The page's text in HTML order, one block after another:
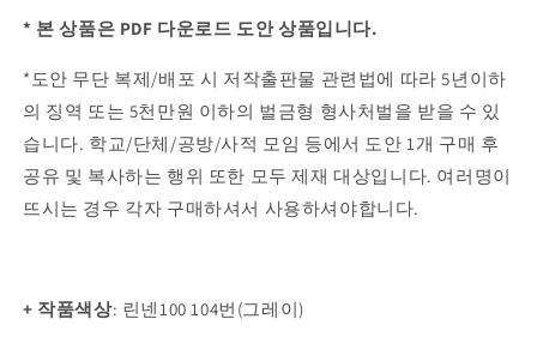
* 본 상품은 PDF 다운로드 도안 상품입니다.
*도안 무단 복제/배포 시 저작출판물 관련법에 따라 5년이하
의 징역 또는 5천만원 이하의 벌금형 형사처벌을 받을 수 있
습니다. 학교/단체/공방/사적 모임 등에서 도안 1개 구매 후
공유 및 복사하는 행위 또한 모두 제재 대상입니다. 여러명이
뜨시는 경우 각자 구매하셔서 사용하셔야합니다.
+ 작품색상: 린넨100 104번(그레이)